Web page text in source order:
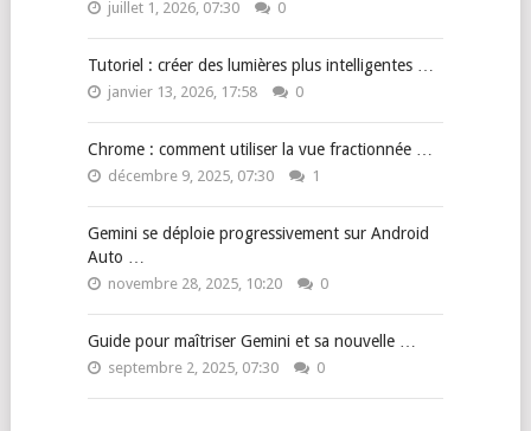
juillet 1, 2026, 07:30 0
Tutoriel : créer des lumières plus intelligentes …
janvier 13, 2026, 17:58 0
Chrome : comment utiliser la vue fractionnée …
décembre 9, 2025, 07:30 1
Gemini se déploie progressivement sur Android
Auto …
novembre 28, 2025, 10:20 0
Guide pour maîtriser Gemini et sa nouvelle …
septembre 2, 2025, 07:30 0